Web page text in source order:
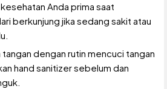
Anda prima saat
berkunjung jika sedang sakit atau
tangan dengan rutin mencuci tangan
hand sanitizer sebelum dan